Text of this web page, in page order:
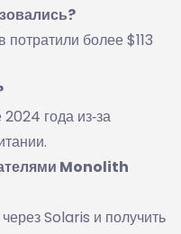
более $113
года из‑за
Monolith
Solaris и получить